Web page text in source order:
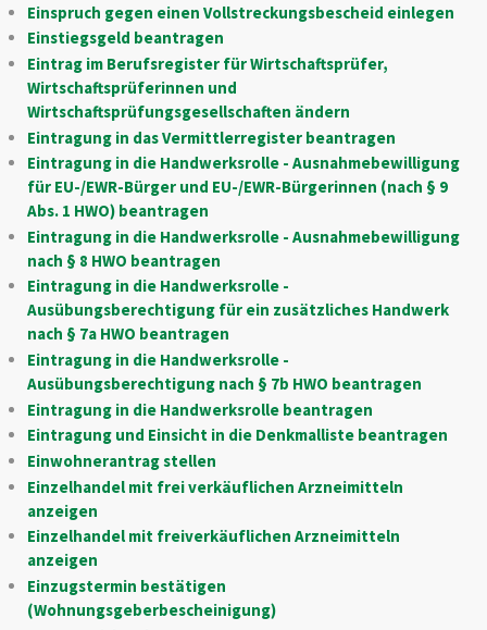
Einspruch gegen einen Vollstreckungsbescheid einlegen
Einstiegsgeld beantragen
Eintrag im Berufsregister für Wirtschaftsprüfer,
Wirtschaftsprüferinnen und
Wirtschaftsprüfungsgesellschaften ändern
Eintragung in das Vermittlerregister beantragen
Eintragung in die Handwerksrolle - Ausnahmebewilligung
für EU-/EWR-Bürger und EU-/EWR-Bürgerinnen (nach § 9
Abs. 1 HWO) beantragen
Eintragung in die Handwerksrolle - Ausnahmebewilligung
nach § 8 HWO beantragen
Eintragung in die Handwerksrolle -
Ausübungsberechtigung für ein zusätzliches Handwerk
nach § 7a HWO beantragen
Eintragung in die Handwerksrolle -
Ausübungsberechtigung nach § 7b HWO beantragen
Eintragung in die Handwerksrolle beantragen
Eintragung und Einsicht in die Denkmalliste beantragen
Einwohnerantrag stellen
Einzelhandel mit frei verkäuflichen Arzneimitteln
anzeigen
Einzelhandel mit freiverkäuflichen Arzneimitteln
anzeigen
Einzugstermin bestätigen
(Wohnungsgeberbescheinigung)